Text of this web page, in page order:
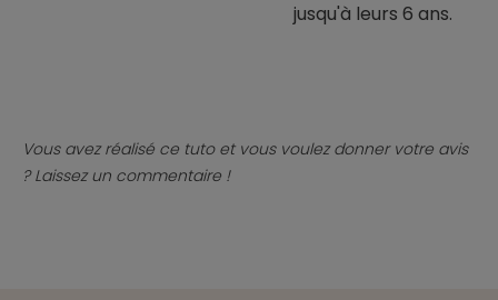
jusqu'à leurs 6 ans.
Vous avez réalisé ce tuto et vous voulez donner votre avis
? Laissez un commentaire !